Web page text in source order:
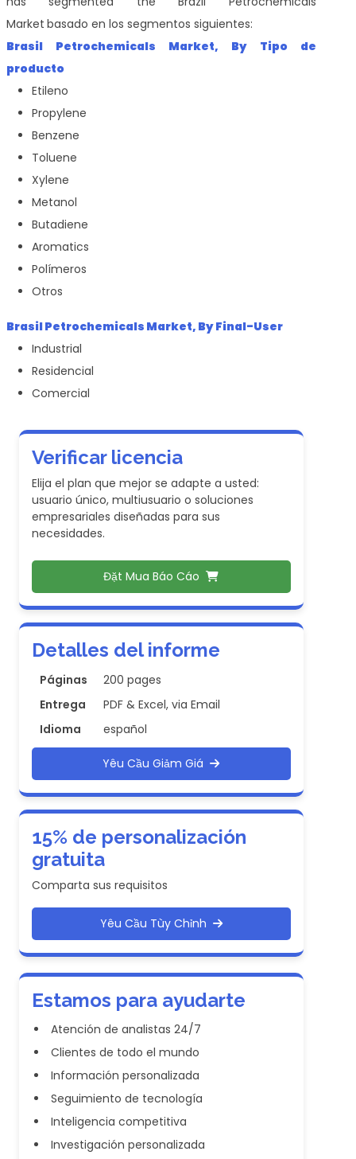
Market basado en los segmentos siguientes:
Brasil Petrochemicals Market, By
Tipo de
producto
Etileno
Propylene
Benzene
Toluene
Xylene
Metanol
Butadiene
Aromatics
Polímeros
Otros
Brasil Petrochemicals Market, By Final-User
Industrial
Residencial
Comercial
Verificar licencia
Elija el plan que mejor se adapte a usted:
usuario único, multiusuario o soluciones
empresariales diseñadas para sus
necesidades.
Đặt Mua Báo Cáo
Detalles del informe
Páginas
200 pages
Entrega
PDF & Excel, via Email
Idioma
español
Yêu Cầu Giảm Giá
15% de personalización
gratuita
Comparta sus requisitos
Yêu Cầu Tùy Chỉnh
Estamos para ayudarte
Atención de analistas 24/7
Clientes de todo el mundo
Información personalizada
Seguimiento de tecnología
Inteligencia competitiva
Investigación personalizada